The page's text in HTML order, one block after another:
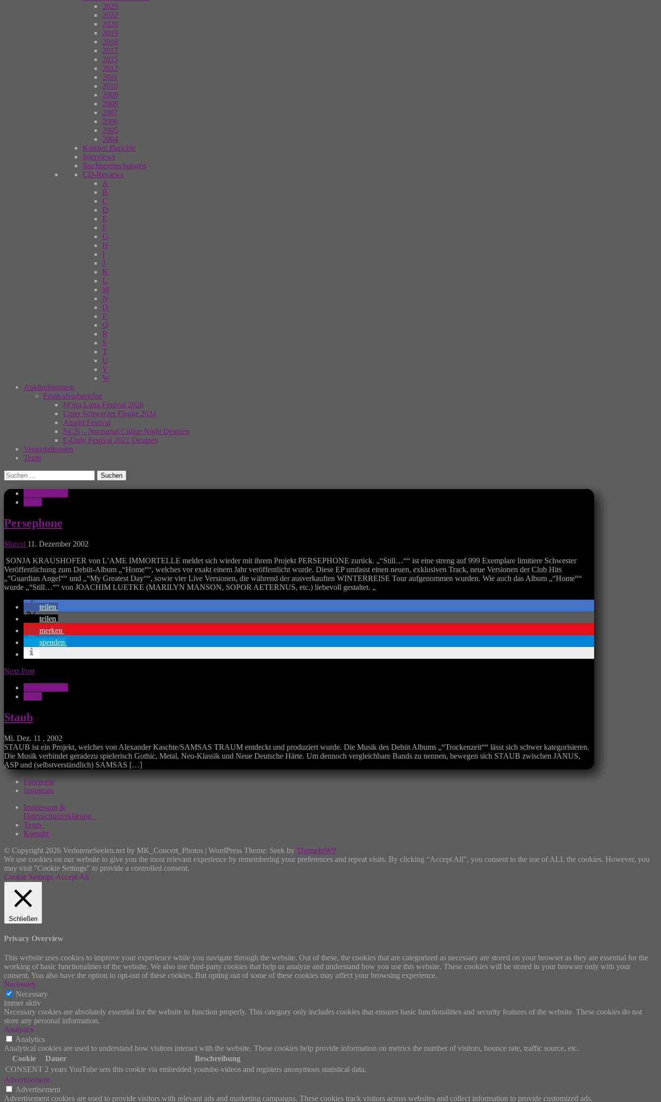
2025
2022
2020
2019
2018
2017
2015
2012
2011
2010
2009
2008
2007
2006
2005
2004
Konzert Berichte
Interviews
Buchbesprechungen
CD-Reviews
A
B
C
D
E
F
G
H
I
J
K
L
M
N
O
P
Q
R
S
T
U
V
W
Ankündigungen
Festivalvorberichte
M’era Luna Festival 2026
Unter Schwarzer Flagge 2024
Amphi Festival
NCN – Nocturnal Cultue Night Deutzen
E-Only Festival 2021 Deutzen
Veranstaltungen
Team
Suchen
nach:
Persephone
Marcel 11. Dezember 2002
SONJA KRAUSHOFER von L’AME IMMORTELLE meldet sich wieder mit ihrem Projekt PERSEPHONE zurück. „“Still…““ ist eine streng auf 999 Exemplare limitiere Schwester
Veröffentlichung zum Debüt-Album „“Home““, welches vor exakt einem Jahr veröffentlicht wurde. Diese EP umfasst einen neuen, exklusiven Track, neue Versionen der Club Hits
„“Guardian Angel““ und „“My Greatest Day““, sowie vier Live Versionen, die während der ausverkauften WINTERREISE Tour aufgenommen wurden. Wie auch das Album „“Home““
wurde „“Still…““ von JOACHIM LUETKE (MARILYN MANSON, SOPOR AETERNUS, etc.) liebevoll gestaltet. „
teilen
teilen
merken
spenden
Next Post
Staub
Mi. Dez. 11 , 2002
STAUB ist ein Projekt, welches von Alexander Kaschte/SAMSAS TRAUM entdeckt und produziert wurde. Die Musik des Debüt Albums „“Trockenzeit““ lässt sich schwer kategorisieren.
Die Musik verbindet geradezu spielerisch Gothic, Metal, Neo-Klassik und Neue Deutsche Härte. Um dennoch vergleichbare Bands zu nennen, bewegen sich STAUB zwischen JANUS,
ASP und (selbstverständlich) SAMSAS […]
Facebook
Instagram
Impressum &
Datenschutzerklärung
Team
Kontakt
© Copyright 2026 VerloreneSeelen.net by MK_Concert_Photos | WordPress Theme: Seek by ThemeInWP
We use cookies on our website to give you the most relevant experience by remembering your preferences and repeat visits. By clicking “Accept All”, you consent to the use of ALL the cookies. However, you
may visit "Cookie Settings" to provide a controlled consent.
Cookie Settings Accept All
Schließen
Privacy Overview
This website uses cookies to improve your experience while you navigate through the website. Out of these, the cookies that are categorized as necessary are stored on your browser as they are essential for the
working of basic functionalities of the website. We also use third-party cookies that help us analyze and understand how you use this website. These cookies will be stored in your browser only with your
consent. You also have the option to opt-out of these cookies. But opting out of some of these cookies may affect your browsing experience.
Necessary
Necessary
immer aktiv
Necessary cookies are absolutely essential for the website to function properly. This category only includes cookies that ensures basic functionalities and security features of the website. These cookies do not
store any personal information.
Analytics
Analytics
Analytical cookies are used to understand how visitors interact with the website. These cookies help provide information on metrics the number of visitors, bounce rate, traffic source, etc.
Cookie
Dauer
Beschreibung
CONSENT 2 years YouTube sets this cookie via embedded youtube-videos and registers anonymous statistical data.
Advertisement
Advertisement
Advertisement cookies are used to provide visitors with relevant ads and marketing campaigns. These cookies track visitors across websites and collect information to provide customized ads.